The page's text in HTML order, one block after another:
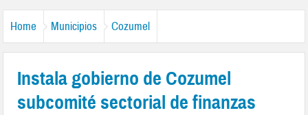
Home Municipios Cozumel
Instala gobierno de Cozumel
subcomité sectorial de finanzas